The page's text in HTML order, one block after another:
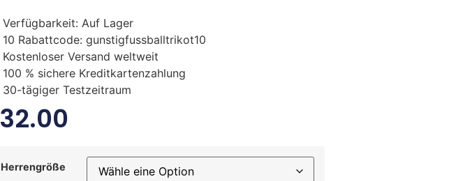
Verfügbarkeit: Auf Lager
10 Rabattcode: gunstigfussballtrikot10
Kostenloser Versand weltweit
100 % sichere Kreditkartenzahlung
30-tägiger Testzeitraum
32.00
Herrengröße